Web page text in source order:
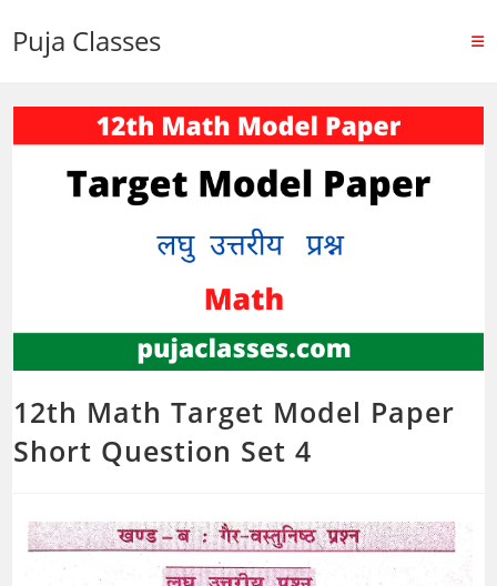
Puja Classes
12th Math Target Model Paper
Short Question Set 4